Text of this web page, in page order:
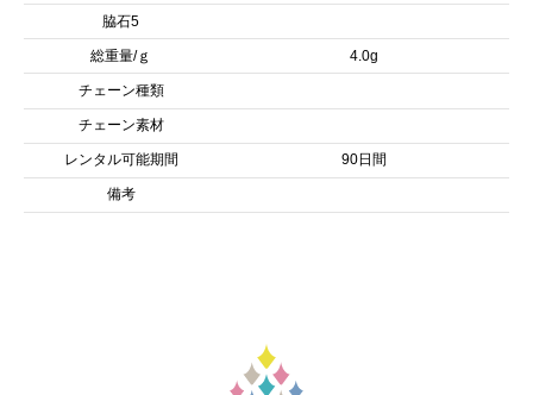
脇石5
総重量/ｇ 4.0g
チェーン種類
チェーン素材
レンタル可能期間 90日間
備考